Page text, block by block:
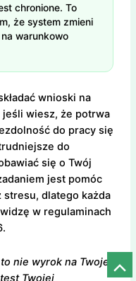
chronione. To
że system zmieni
warunkowo
wnioski na
wiesz, że potrwa
do pracy się
do
się o Twój
jest pomóc
dlatego każda
w regulaminach
nie wyrok na Twoje
Twojej